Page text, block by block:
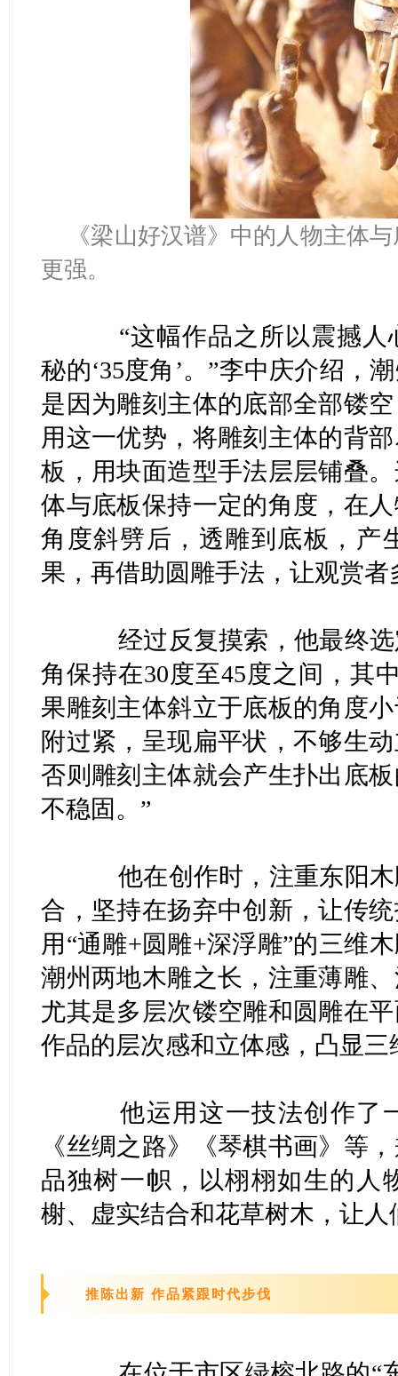
《梁山好汉谱》中的人物主体
更强。
“这幅作品之所以震撼人
秘的‘35度角’。”李中庆介绍，
是因为雕刻主体的底部全部镂
用这一优势，将雕刻主体的背
板，用块面造型手法层层铺叠
体与底板保持一定的角度，在
角度斜劈后，透雕到底板，产
果，再借助圆雕手法，让观赏
经过反复摸索，他最终选
角保持在30度至45度之间，其
果雕刻主体斜立于底板的角度
附过紧，呈现扁平状，不够生
否则雕刻主体就会产生扑出底
不稳固。”
他在创作时，注重东阳木
合，坚持在扬弃中创新，让传
用“通雕+圆雕+深浮雕”的三维
潮州两地木雕之长，注重薄雕
尤其是多层次镂空雕和圆雕在
作品的层次感和立体感，凸显三
他运用这一技法创作了
《丝绸之路》《琴棋书画》等
品独树一帜，以栩栩如生的人
榭、虚实结合和花草树木，让
推陈出新 作品紧跟时代步伐